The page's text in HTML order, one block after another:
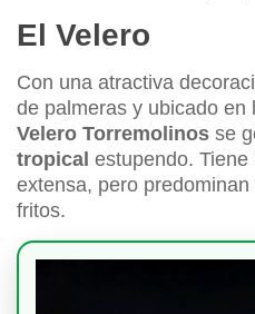
El Velero
Con una atractiva
de palmeras y ubicado en
Velero Torremolinos se
tropical estupendo.
extensa, pero
fritos.